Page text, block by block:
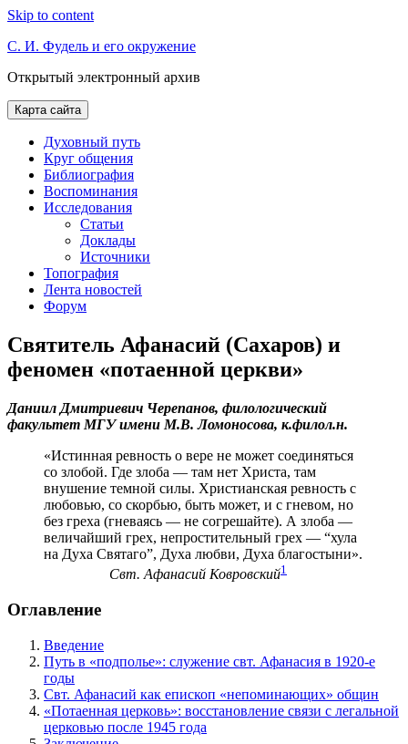
Skip to content
С. И. Фудель и его окружение
Открытый электронный архив
Карта сайта
Духовный путь
Круг общения
Библиография
Воспоминания
Исследования
Статьи
Доклады
Источники
Топография
Лента новостей
Форум
Святитель Афанасий (Сахаров) и
феномен «потаенной церкви»
Даниил Дмитриевич Черепанов, филологический
факультет МГУ имени М.В. Ломоносова, к.филол.н.
«Истинная ревность о вере не может соединяться
со злобой. Где злоба — там нет Христа, там
внушение темной силы. Христианская ревность с
любовью, со скорбью, быть может, и с гневом, но
без греха (гневаясь — не согрешайте). А злоба —
величайший грех, непростительный грех — “хула
на Духа Святаго”, Духа любви, Духа благостыни».
Свт. Афанасий Ковровский1
Оглавление
Введение
Путь в «подполье»: служение свт. Афанасия в 1920-е
годы
Свт. Афанасий как епископ «непоминающих» общин
«Потаенная церковь»: восстановление связи с легальной
церковью после 1945 года